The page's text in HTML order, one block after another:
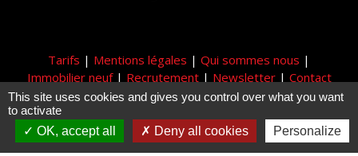
Tarifs | Mentions légales | Qui sommes nous |
Immobilier neuf| Recrutement| Newsletter| Contact
© 2008 - 2026 Copyright. Tous droits réservés AVANTIM
AQUITAINE - RéalisationTriclic.com™
This site uses cookies and gives you control over what you want
to activate
OK, accept all
Deny all cookies Personalize